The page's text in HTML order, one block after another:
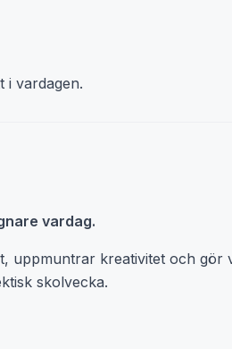
i vardagen.
vardag.
uppmuntrar kreativitet och
skolvecka.